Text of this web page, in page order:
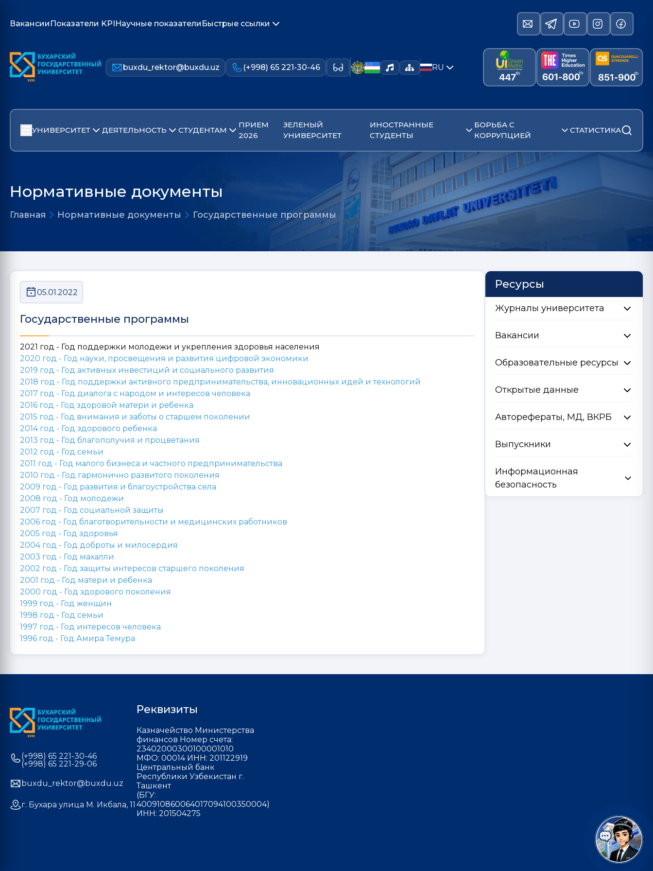
Вакансии Показатели KPIНаучные показатели Быстрые ссылки
buxdu_rektor@buxdu.uz (+998) 65 221-30-46 RU
УНИВЕРСИТЕТ ДЕЯТЕЛЬНОСТЬ СТУДЕНТАМ
ПРИЕМ
2026
ЗЕЛЕНЫЙ
УНИВЕРСИТЕТ
ИНОСТРАННЫЕ
СТУДЕНТЫ
БОРЬБА С
КОРРУПЦИЕЙ
СТАТИСТИКА
Нормативные документы
Главная Нормативные документы Государственные программы
05.01.2022
Государственные программы
2021 год - Год поддержки молодежи и укрепления здоровья населения
2020 год - Год науки, просвещения и развития цифровой экономики
2019 год - Год активных инвестиций и социального развития
2018 год - Год поддержки активного предпринимательства, инновационных идей и технологий
2017 год - Год диалога с народом и интересов человека
2016 год - Год здоровой матери и ребенка
2015 год - Год внимания и заботы о старшем поколении
2014 год - Год здорового ребенка
2013 год - Год благополучия и процветания
2012 год - Год семьи
2011 год - Год малого бизнеса и частного предпринимательства
2010 год - Год гармонично развитого поколения
2009 год - Год развития и благоустройства села
2008 год - Год молодежи
2007 год - Год социальной защиты
2006 год - Год благотворительности и медицинских работников
2005 год - Год здоровья
2004 год - Год доброты и милосердия
2003 год - Год махалли
2002 год - Год защиты интересов старшего поколения
2001 год - Год матери и ребенка
2000 год - Год здорового поколения
1999 год - Год женщин
1998 год - Год семьи
1997 год - Год интересов человека
1996 год - Год Амира Темура
Ресурсы
Журналы университета
Вакансии
Образовательные ресурсы
Открытые данные
Авторефераты, МД, ВКРБ
Выпускники
Информационная
безопасность
(+998) 65 221-30-46
(+998) 65 221-29-06
buxdu_rektor@buxdu.uz
г. Бухара улица М. Икбала, 11
Реквизиты
Казначейство Министерства
финансов Номер счета:
23402000300100001010
МФО: 00014 ИНН: 201122919
Центральный банк
Республики Узбекистан г.
Ташкент
(БГУ:
400910860064017094100350004)
ИНН: 201504275